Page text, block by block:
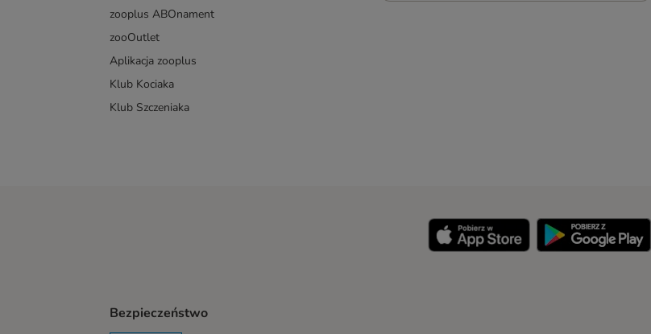
zooplus ABOnament
zooOutlet
Aplikacja zooplus
Klub Kociaka
Klub Szczeniaka
Bezpieczeństwo